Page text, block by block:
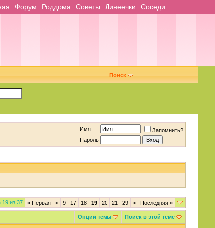
Форум Роддома Советы Линеечки Соседи
Поиск
Имя
Запомнить?
Пароль
19 из 37 «Первая < 9 17 18 19 20 21 29 > Последняя »
Опции темы Поиск в этой теме